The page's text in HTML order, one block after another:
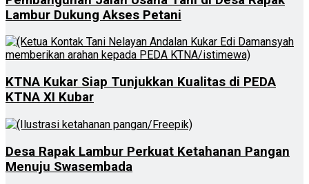
Lambur Dukung Akses Petani
KTNA Kukar Siap Tunjukkan Kualitas di PEDA
KTNA XI Kubar
Desa Rapak Lambur Perkuat Ketahanan Pangan
Menuju Swasembada